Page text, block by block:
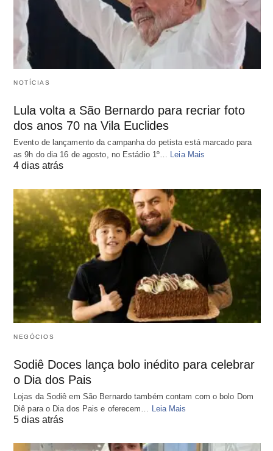
NOTÍCIAS
Lula volta a São Bernardo para recriar foto
dos anos 70 na Vila Euclides
Evento de lançamento da campanha do petista está marcado para
as 9h do dia 16 de agosto, no Estádio 1º… Leia Mais
4 dias atrás
NEGÓCIOS
Sodiê Doces lança bolo inédito para celebrar
o Dia dos Pais
Lojas da Sodiê em São Bernardo também contam com o bolo Dom
Diê para o Dia dos Pais e oferecem… Leia Mais
5 dias atrás